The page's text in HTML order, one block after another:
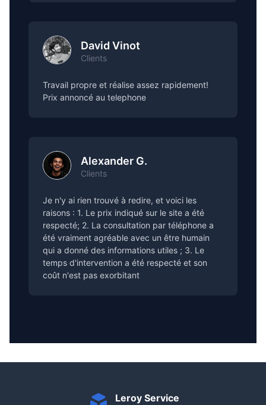
David Vinot
Clients
Travail propre et réalise assez rapidement!
Prix annoncé au telephone
Alexander G.
Clients
Je n'y ai rien trouvé à redire, et voici les
raisons : 1. Le prix indiqué sur le site a été
respecté; 2. La consultation par téléphone a
été vraiment agréable avec un être humain
qui a donné des informations utiles ; 3. Le
temps d'intervention a été respecté et son
coût n'est pas exorbitant
Leroy Service